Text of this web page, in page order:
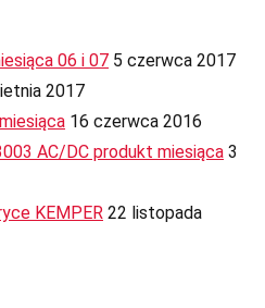
06 i 07 5 czerwca 2017
2017
16 czerwca 2016
AC/DC produkt miesiąca 3
KEMPER 22 listopada